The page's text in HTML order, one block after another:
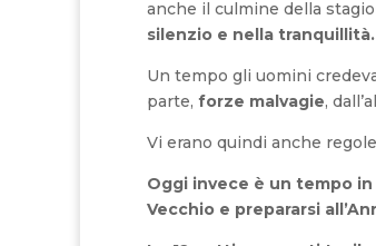
anche il culmine della
silenzio e nella tranquillità.
Un tempo gli uomini
parte, forze malvagie,
Vi erano quindi anche
Oggi invece è un tempo
Vecchio e prepararsi